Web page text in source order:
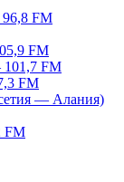
96,8 FM
FM
101,7 FM
FM
— Алания)
FM